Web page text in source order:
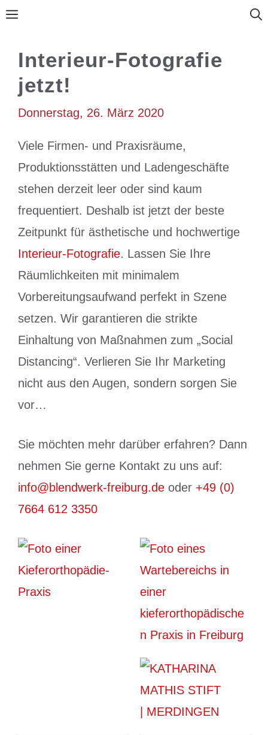
Zum
springen
Menü
Interieur-Fotografie
jetzt!
Donnerstag, 26. März 2020
Viele Firmen- und Praxisräume,
Produktionsstätten und Ladengeschäfte
stehen derzeit leer oder sind kaum
frequentiert. Deshalb ist jetzt der beste
Zeitpunkt für ästhetische und hochwertige
Interieur-Fotografie. Lassen Sie Ihre
Räumlichkeiten mit minimalem
Vorbereitungsaufwand perfekt in Szene
setzen. Wir garantieren die strikte
Einhaltung von Maßnahmen zum „Social
Distancing“. Verlieren Sie Ihr Marketing
nicht aus den Augen, sondern sorgen Sie
vor…
Sie möchten mehr darüber erfahren? Dann
nehmen Sie gerne Kontakt zu uns auf:
info@blendwerk-freiburg.de oder +49 (0)
7664 612 3350